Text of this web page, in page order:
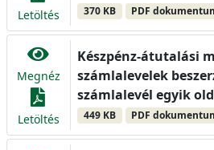
Letöltés 370 KB PDF
Megnéz
Letöltés
Készpénz-átutalási
számlalevelek
számlalevél egyik
449 KB PDF